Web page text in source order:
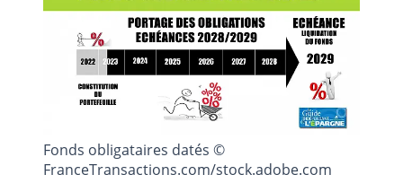
Fonds obligataires datés ©
FranceTransactions.com/stock.adobe.com